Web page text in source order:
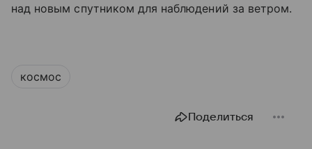
над новым спутником для наблюдений за ветром.
космос
Поделиться